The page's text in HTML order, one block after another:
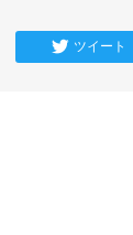
ツイート